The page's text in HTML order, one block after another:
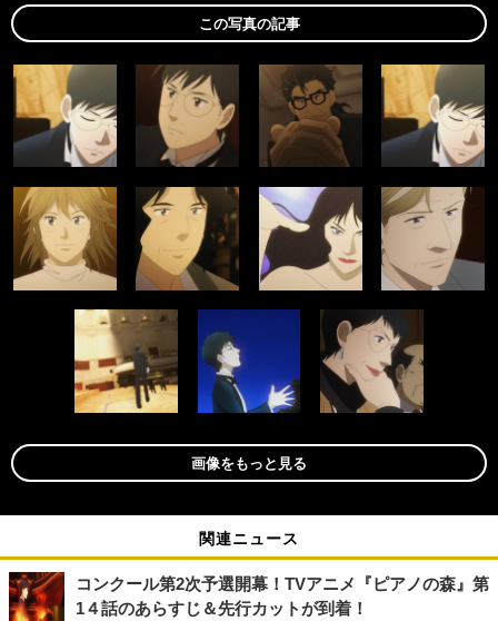
この写真の記事
画像をもっと見る
関連ニュース
コンクール第2次予選開幕！TVアニメ『ピアノの森』第
1４話のあらすじ＆先行カットが到着！